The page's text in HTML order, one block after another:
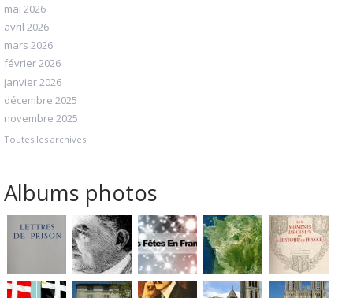
mai 2026
avril 2026
mars 2026
février 2026
janvier 2026
décembre 2025
novembre 2025
Toutes les archives
Albums photos